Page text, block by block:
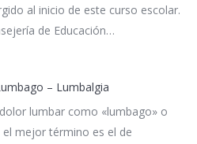
al inicio de este curso escolar.
de Educación…
– Lumbalgia
lumbar como «lumbago» o
el mejor término es el de